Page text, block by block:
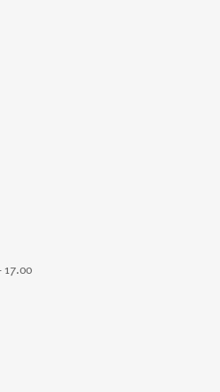
17.00